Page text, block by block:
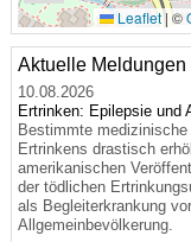
Leaflet | ©
Aktuelle Meldungen
10.08.2026
Ertrinken: Epilepsie und
Bestimmte
Ertrinkens drastisch
amerikanischen
der tödlichen
als Begleiterkrankung
Allgemeinbevölkerung.